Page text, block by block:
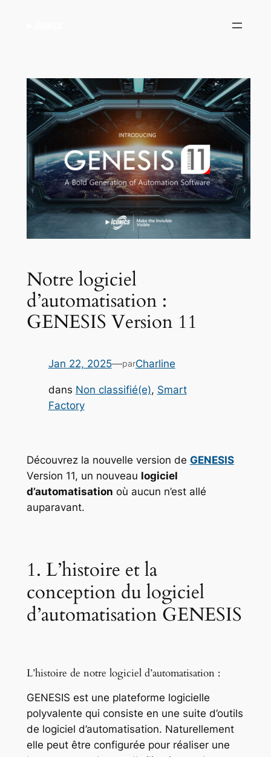
Notre logiciel
d’automatisation :
GENESIS Version 11
Jan 22, 2025—parCharline
dans Non classifié(e), Smart
Factory
Découvrez la nouvelle version de GENESIS
Version 11, un nouveau logiciel
d’automatisation où aucun n’est allé
auparavant.
1. L’histoire et la
conception du logiciel
d’automatisation GENESIS
L’histoire de notre logiciel d’automatisation :
GENESIS est une plateforme logicielle
polyvalente qui consiste en une suite d’outils
de logiciel d’automatisation. Naturellement
elle peut être configurée pour réaliser une